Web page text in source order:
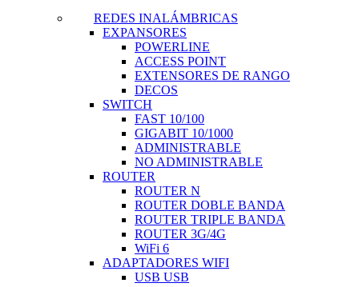
REDES INALÁMBRICAS
EXPANSORES
POWERLINE
ACCESS POINT
EXTENSORES DE RANGO
DECOS
SWITCH
FAST 10/100
GIGABIT 10/1000
ADMINISTRABLE
NO ADMINISTRABLE
ROUTER
ROUTER N
ROUTER DOBLE BANDA
ROUTER TRIPLE BANDA
ROUTER 3G/4G
WiFi 6
ADAPTADORES WIFI
USB USB